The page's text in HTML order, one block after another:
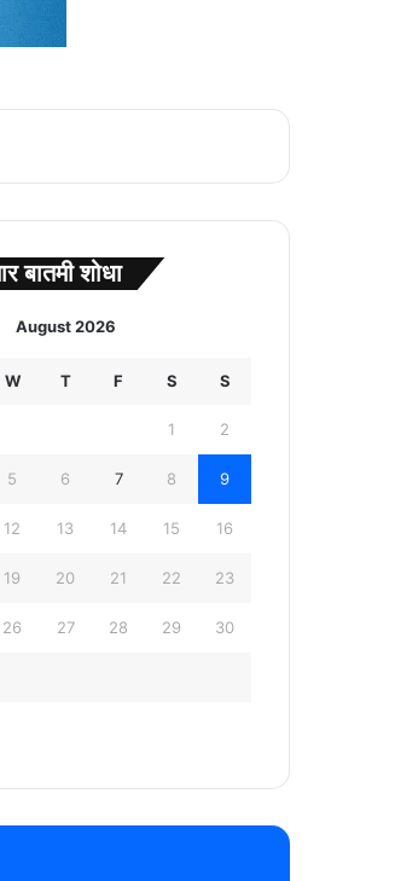
बातमी शोधा
August 2026
W T F S S
1 2
5 6 7 8 9
12 13 14 15 16
19 20 21 22 23
26 27 28 29 30